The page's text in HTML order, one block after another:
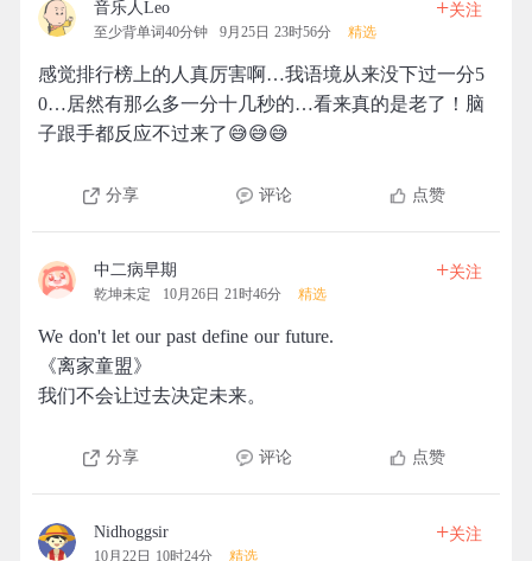
音乐人Leo
至少背单词40分钟 9月25日 23时56分 精选
+关注
感觉排行榜上的人真厉害啊…我语境从来没下过一分5
0…居然有那么多一分十几秒的…看来真的是老了！脑
子跟手都反应不过来了😅😅😅
分享 评论 点赞
中二病早期
乾坤未定 10月26日 21时46分 精选
+关注
We don't let our past define our future.
《离家童盟》
我们不会让过去决定未来。
分享 评论 点赞
Nidhoggsir
10月22日 10时24分 精选
+关注